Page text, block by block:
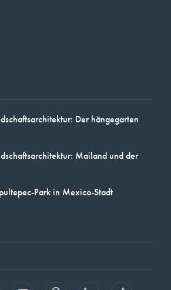
Der hängegarten
Mailand und der
Park in Mexico-Stadt